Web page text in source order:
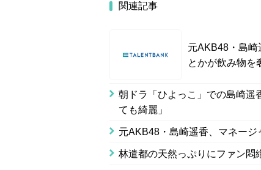
関連記事
元AKB48・島崎
とかが飲み物を
朝ドラ「ひよっこ」での島崎遥
ても綺麗」
元AKB48・島崎遥香、マネージ
林遣都の天然っぷりにファン悶